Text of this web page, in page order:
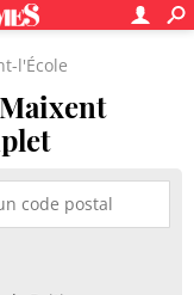
l'École